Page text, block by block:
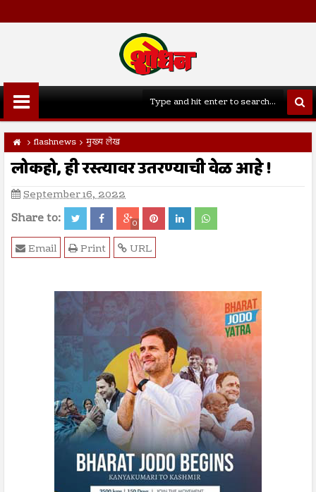
flashnews मुख्य लेख
लोकहो, ही रस्त्यावर उतरण्याची वेळ आहे !
September 16, 2022
Share to: 0
URL
Print
Email